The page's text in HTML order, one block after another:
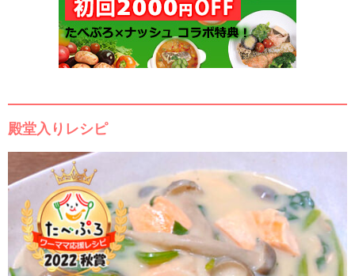
殿堂入りレシピ